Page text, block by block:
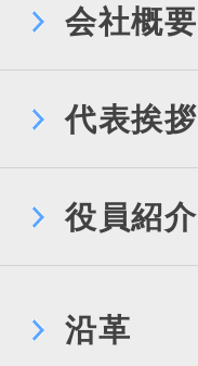
会社概要
代表挨拶
役員紹介
沿革